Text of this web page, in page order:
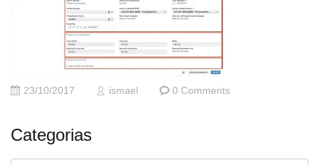
23/10/2017 ismael 0 Comments
Categorias